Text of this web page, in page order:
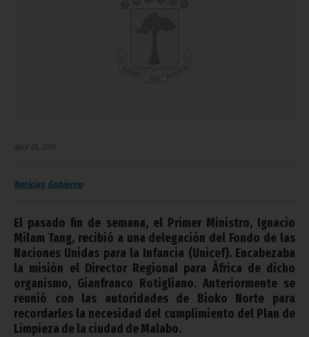
abril 05, 2011
Noticias Gobierno
El pasado fin de semana, el Primer Ministro, Ignacio
Milam Tang, recibió a una delegación del Fondo de las
Naciones Unidas para la Infancia (Unicef). Encabezaba
la misión el Director Regional para África de dicho
organismo, Gianfranco Rotigliano. Anteriormente se
reunió con las autoridades de Bioko Norte para
recordarles la necesidad del cumplimiento del Plan de
Limpieza de la ciudad de Malabo.